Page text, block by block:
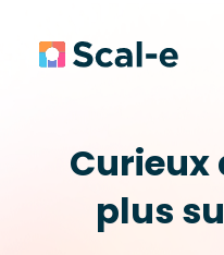
Curieux
plus